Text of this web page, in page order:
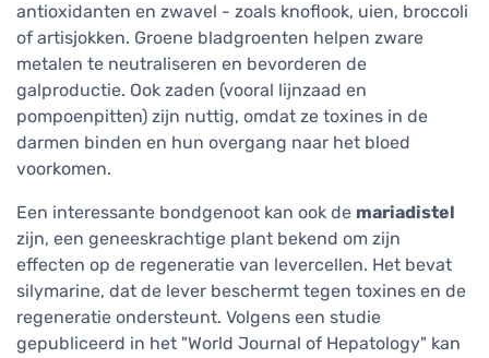
antioxidanten en zwavel - zoals knoflook, uien, broccoli
of artisjokken. Groene bladgroenten helpen zware
metalen te neutraliseren en bevorderen de
galproductie. Ook zaden (vooral lijnzaad en
pompoenpitten) zijn nuttig, omdat ze toxines in de
darmen binden en hun overgang naar het bloed
voorkomen.
Een interessante bondgenoot kan ook de mariadistel
zijn, een geneeskrachtige plant bekend om zijn
effecten op de regeneratie van levercellen. Het bevat
silymarine, dat de lever beschermt tegen toxines en de
regeneratie ondersteunt. Volgens een studie
gepubliceerd in het "World Journal of Hepatology" kan